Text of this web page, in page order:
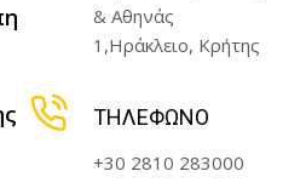
& Αθηνάς
1,Ηράκλειο, Κρήτης
ΤΗΛΈΦΩΝΟ
+30 2810 283000